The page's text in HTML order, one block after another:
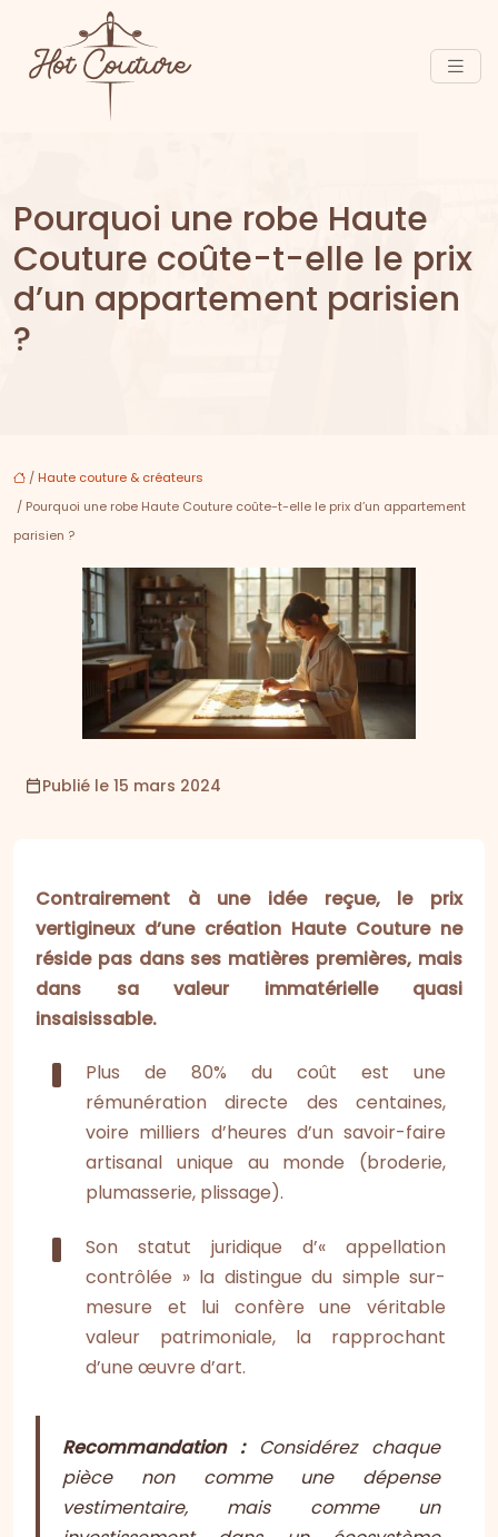
Pourquoi une robe Haute
Couture coûte-t-elle le prix
d’un appartement parisien
?
/ Haute couture & créateurs
/ Pourquoi une robe Haute Couture coûte-t-elle le prix d’un appartement
parisien ?
Publié le 15 mars 2024
Contrairement à une idée reçue, le prix
vertigineux d’une création Haute Couture ne
réside pas dans ses matières premières, mais
dans sa valeur immatérielle quasi
insaisissable.
Plus de 80% du coût est une
rémunération directe des centaines,
voire milliers d’heures d’un savoir-faire
artisanal unique au monde (broderie,
plumasserie, plissage).
Son statut juridique d’« appellation
contrôlée » la distingue du simple sur-
mesure et lui confère une véritable
valeur patrimoniale, la rapprochant
d’une œuvre d’art.
Recommandation :Considérez chaque
pièce non comme une dépense
vestimentaire, mais comme un